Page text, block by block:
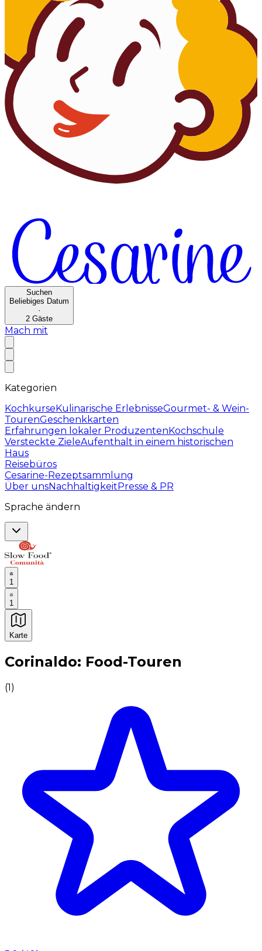
Suchen
Beliebiges Datum
·
2 Gäste
Mach mit
Kategorien
KochkurseKulinarische ErlebnisseGourmet- & Wein-
TourenGeschenkkarten
Erfahrungen lokaler ProduzentenKochschule
Versteckte ZieleAufenthalt in einem historischen
Haus
Reisebüros
Cesarine-Rezeptsammlung
Über unsNachhaltigkeitPresse & PR
Sprache ändern
1
1
Karte
Unvergessliche kulinarische Erlebnisse:
Corinaldo: Food-Touren
(1)